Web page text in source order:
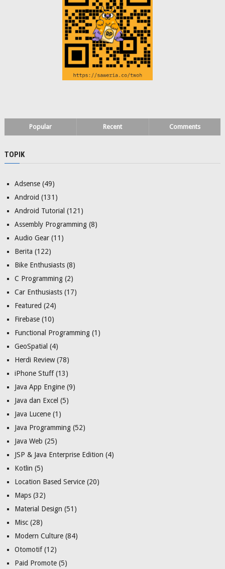
Popular Recent Comments
TOPIK
Adsense(49)
Android (131)
Android Tutorial (121)
Assembly Programming(8)
Audio Gear(11)
Berita (122)
Bike Enthusiasts(8)
C Programming(2)
Car Enthusiasts(17)
Featured (24)
Firebase(10)
Functional Programming(1)
GeoSpatial (4)
Herdi Review(78)
iPhone Stuff(13)
Java App Engine(9)
Java dan Excel (5)
Java Lucene(1)
Java Programming(52)
Java Web (25)
JSP & Java Enterprise Edition (4)
Kotlin (5)
Location Based Service(20)
Maps(32)
Material Design (51)
Misc(28)
Modern Culture(84)
Otomotif(12)
Paid Promote(5)